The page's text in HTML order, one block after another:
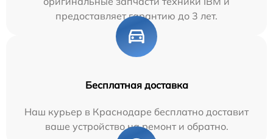
предоставляет гарантию до 3 лет.
Бесплатная доставка
Наш курьер в Краснодаре бесплатно доставит
ваше устройство на ремонт и обратно.